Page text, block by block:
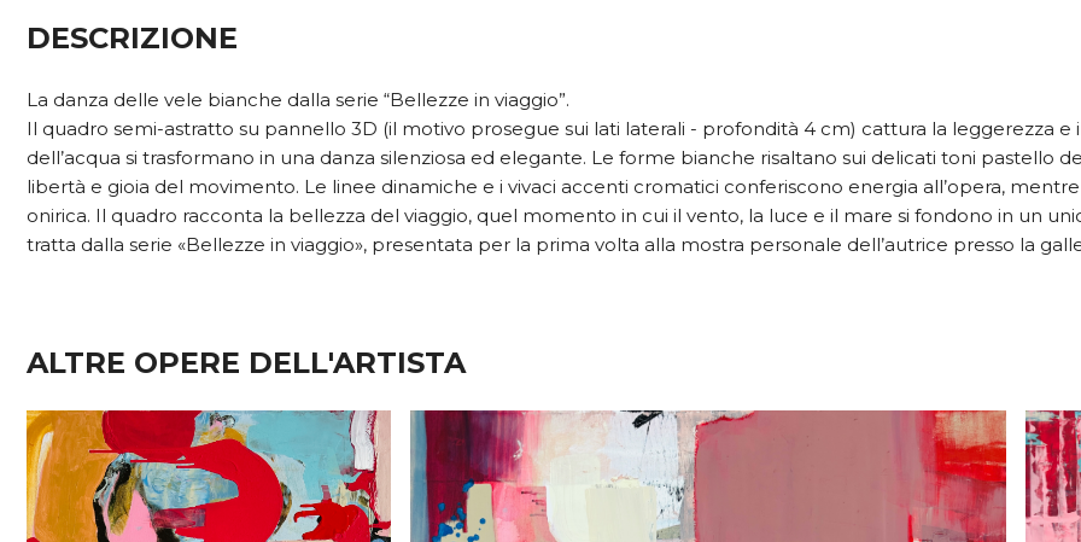
DESCRIZIONE
La danza delle vele bianche dalla serie “Bellezze in viaggio”.
Il quadro semi-astratto su pannello 3D (il motivo prosegue sui lati laterali - profondità 4 cm) cattura la leggerezza
dell’acqua si trasformano in una danza silenziosa ed elegante. Le forme bianche risaltano sui delicati toni pastello
libertà e gioia del movimento. Le linee dinamiche e i vivaci accenti cromatici conferiscono energia all’opera,
onirica. Il quadro racconta la bellezza del viaggio, quel momento in cui il vento, la luce e il mare si fondono in un
tratta dalla serie «Bellezze in viaggio», presentata per la prima volta alla mostra personale dell’autrice presso la
ALTRE OPERE DELL'ARTISTA